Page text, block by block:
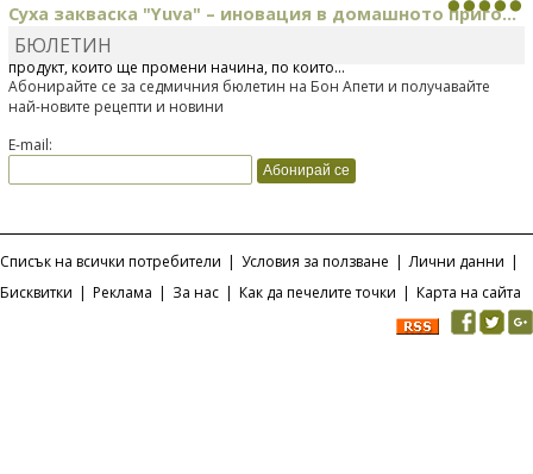
Суха закваска "Yuva" – иновация в домашното приго...
Отскоро Лесафр България стартира предлагането на изцяло нов
продукт, който ще промени начина, по който...
БЮЛЕТИН
Абонирайте се за седмичния бюлетин на Бон Апети и получавайте
най-новите рецепти и новини
E-mail:
Списък на всички потребители | Условия за ползване | Лични данни |
Бисквитки | Реклама | За нас | Как да печелите точки | Карта на сайта